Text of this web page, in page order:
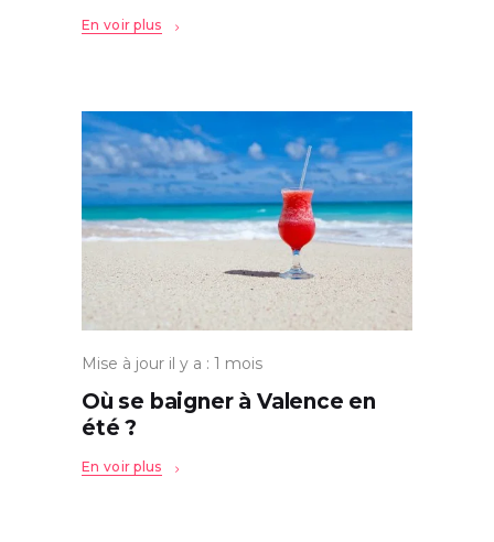
En voir plus
Mise à jour il y a : 1 mois
Où se baigner à Valence en
été ?
En voir plus